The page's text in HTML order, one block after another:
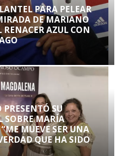
PARA PELEAR
DE MARIANO
RENACER AZUL CON
SU
SOBRE MARÍA
MUEVE SER UNA
QUE HA SIDO